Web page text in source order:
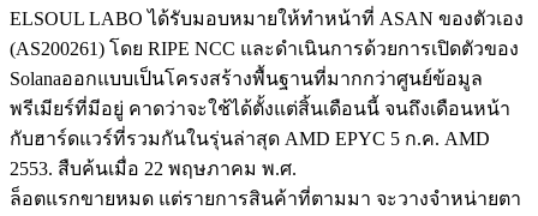
ELSOUL LABO ได้รับมอบหมายให้ทําหน้าที่ ASAN ของตัวเอง
(AS200261) โดย RIPE NCC และดําเนินการด้วยการเปิดตัวของ
Solanaออกแบบเป็นโครงสร้างพื้นฐานที่มากกว่าศูนย์ข้อมูล
พรีเมียร์ที่มีอยู่ คาดว่าจะใช้ได้ตั้งแต่สิ้นเดือนนี้ จนถึงเดือนหน้า
กับฮาร์ดแวร์ที่รวมกันในรุ่นล่าสุด AMD EPYC 5 ก.ค. AMD
2553. สืบค้นเมื่อ 22 พฤษภาคม พ.ศ.
ล็อตแรกขายหมด แต่รายการสินค้าที่ตามมา จะวางจําหน่ายตา